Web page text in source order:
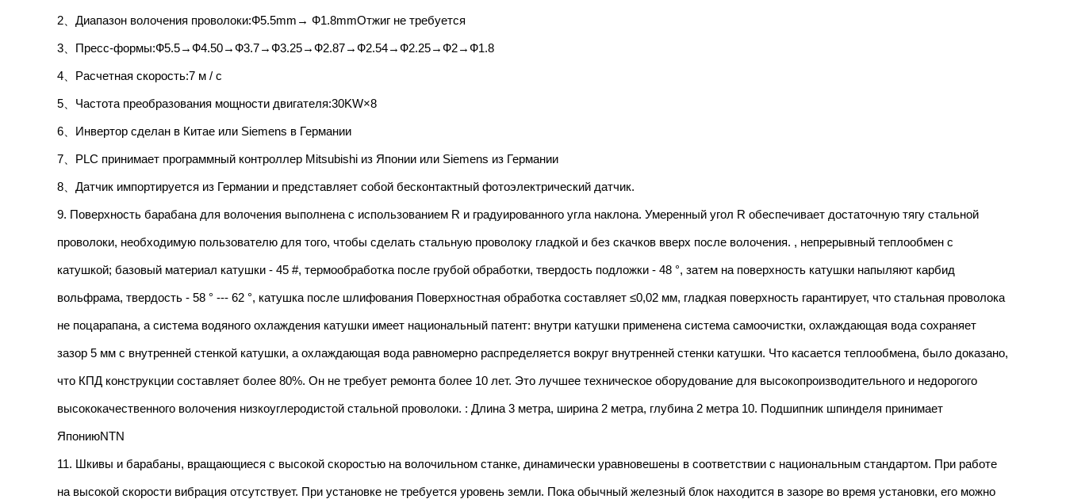
2、Диапазон волочения проволоки:Ф5.5mm→ Ф1.8mmОтжиг не требуется
3、Пресс-формы:Ф5.5→Ф4.50→Ф3.7→Ф3.25→Ф2.87→Ф2.54→Ф2.25→Ф2→Ф1.8
4、Расчетная скорость:7 м / с
5、Частота преобразования мощности двигателя:30KW×8
6、Инвертор сделан в Китае или Siemens в Германии
7、PLC принимает программный контроллер Mitsubishi из Японии или Siemens из Германии
8、Датчик импортируется из Германии и представляет собой бесконтактный фотоэлектрический датчик.
9. Поверхность барабана для волочения выполнена с использованием R и градуированного угла наклона. Умеренный угол R обеспечивает достаточную тягу стальной
проволоки, необходимую пользователю для того, чтобы сделать стальную проволоку гладкой и без скачков вверх после волочения. , непрерывный теплообмен с
катушкой; базовый материал катушки - 45 #, термообработка после грубой обработки, твердость подложки - 48 °, затем на поверхность катушки напыляют карбид
вольфрама, твердость - 58 ° --- 62 °, катушка после шлифования Поверхностная обработка составляет ≤0,02 мм, гладкая поверхность гарантирует, что стальная проволока
не поцарапана, а система водяного охлаждения катушки имеет национальный патент: внутри катушки применена система самоочистки, охлаждающая вода сохраняет
зазор 5 мм с внутренней стенкой катушки, а охлаждающая вода равномерно распределяется вокруг внутренней стенки катушки. Что касается теплообмена, было доказано,
что КПД конструкции составляет более 80%. Он не требует ремонта более 10 лет. Это лучшее техническое оборудование для высокопроизводительного и недорогого
высококачественного волочения низкоуглеродистой стальной проволоки. : Длина 3 метра, ширина 2 метра, глубина 2 метра 10. Подшипник шпинделя принимает
ЯпониюNTN
11. Шкивы и барабаны, вращающиеся с высокой скоростью на волочильном станке, динамически уравновешены в соответствии с национальным стандартом. При работе
на высокой скорости вибрация отсутствует. При установке не требуется уровень земли. Пока обычный железный блок находится в зазоре во время установки, его можно